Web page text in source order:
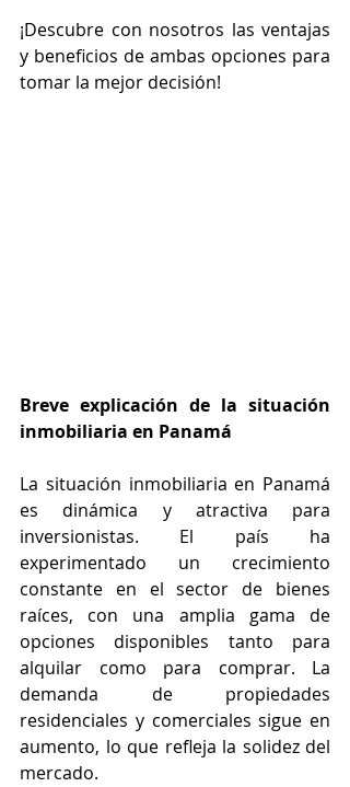
¡Descubre con nosotros las ventajas
y beneficios de ambas opciones para
tomar la mejor decisión!
Breve explicación de la situación
inmobiliaria en Panamá
La situación inmobiliaria en Panamá
es dinámica y atractiva para
inversionistas. El país ha
experimentado un crecimiento
constante en el sector de bienes
raíces, con una amplia gama de
opciones disponibles tanto para
alquilar como para comprar. La
demanda de propiedades
residenciales y comerciales sigue en
aumento, lo que refleja la solidez del
mercado.